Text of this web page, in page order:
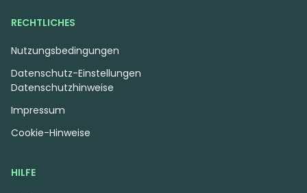
HILFE
RECHTLICHES
Nutzungsbedingungen
Datenschutzhinweise
Impressum
Cookie-Hinweise
Datenschutz-Einstellungen